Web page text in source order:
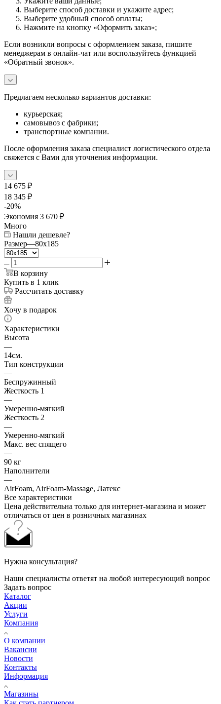
Выберите способ доставки и укажите адрес;
Выберите удобный способ оплаты;
Нажмите на кнопку «Оформить заказ»;
Если возникли вопросы с оформлением заказа, пишите
менеджерам в онлайн-чат или воспользуйтесь функцией
«Обратный звонок».
Предлагаем несколько вариантов доставки:
курьерская;
самовывоз с фабрики;
транспортные компании.
После оформления заказа специалист логистического отдела
свяжется с Вами для уточнения информации.
14 675 ₽
18 345 ₽
-20%
Экономия 3 670 ₽
Много
Нашли дешевле?
Размер—80x185
В корзину
Купить в 1 клик
Рассчитать доставку
Хочу в подарок
Характеристики
Высота
—
14см.
Тип конструкции
—
Беспружинный
Жесткость 1
—
Умеренно-мягкий
Жесткость 2
—
Умеренно-мягкий
Макс. вес спящего
—
90 кг
Наполнители
—
AirFoam, AirFoam-Massage, Латекс
Все характеристики
Цена действительна только для интернет-магазина и может
отличаться от цен в розничных магазинах
Нужна консультация?
Наши специалисты ответят на любой интересующий вопрос
Задать вопрос
Каталог
Акции
Услуги
Компания
О компании
Вакансии
Новости
Контакты
Информация
Магазины